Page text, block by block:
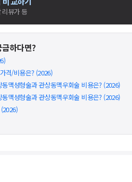
리뷰가 등
하다면?
격/비용은? (2026)
맥성형술과 관상동맥우회술 비용은? (2026)
맥성형술과 관상동맥우회술 비용은? (2026)